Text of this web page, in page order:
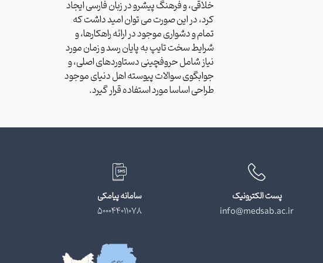
خلاقی، و فرهنگ پیشرو در زبان فارسی ایجاد
کرد، در این صورت می توان امید داشت که
تمام و دشواری موجود در ارائه راهکارها، و
شرایط سخت تایپ به پایان رسد و زمان مورد
نیاز شامل حروفچینی دستاوردهای اصلی، و
جوابگوی سوالات پیوسته اهل دنیای موجود
طراحی اساسا مورد استفاده قرار گیرد.
پست الکترونیک
info@medsab.ac.ir
سامانه پیامکی
500044011078